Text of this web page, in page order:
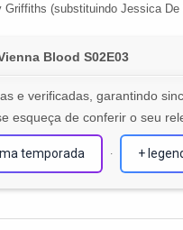
(substituindo Jessica
Blood S02E03
e verificadas, garantindo
esqueça de conferir o seu
temporada · +